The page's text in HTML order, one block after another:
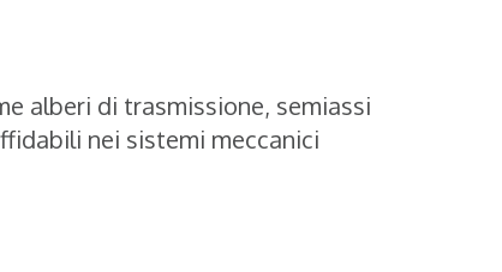
alberi di trasmissione, semiassi
nei sistemi meccanici